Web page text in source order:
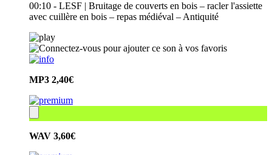
00:10 - LESF | Bruitage de couverts en bois – racler l'assiette
avec cuillère en bois – repas médiéval – Antiquité
MP3 2,40€
WAV 3,60€